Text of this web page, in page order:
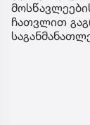
ჩათვლით